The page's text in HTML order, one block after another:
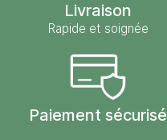
Livraison
Rapide et soignée
Paiement sécurisé